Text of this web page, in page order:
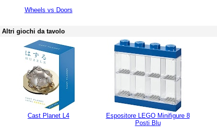
Wheels vs Doors
Altri giochi da tavolo
Cast Planet L4
Espositore LEGO Minifigure 8
Posti Blu